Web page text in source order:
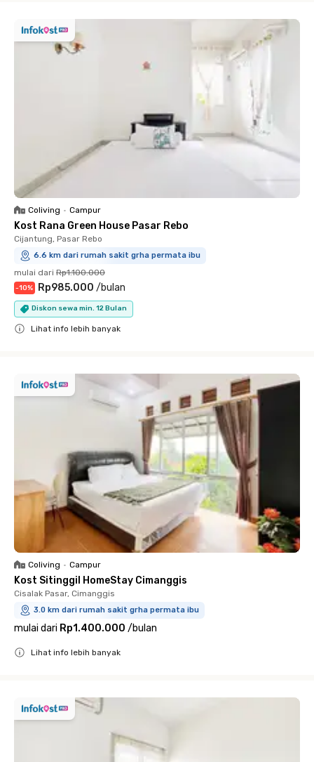
Coliving • Campur
Kost Rana Green House Pasar Rebo
Cijantung, Pasar Rebo
6.6 km dari rumah sakit grha permata ibu
mulai dari Rp1.100.000
-10% Rp985.000 /bulan
Diskon sewa min. 12 Bulan
Lihat info lebih banyak
Coliving • Campur
Kost Sitinggil HomeStay Cimanggis
Cisalak Pasar, Cimanggis
3.0 km dari rumah sakit grha permata ibu
mulai dari Rp1.400.000 /bulan
Lihat info lebih banyak